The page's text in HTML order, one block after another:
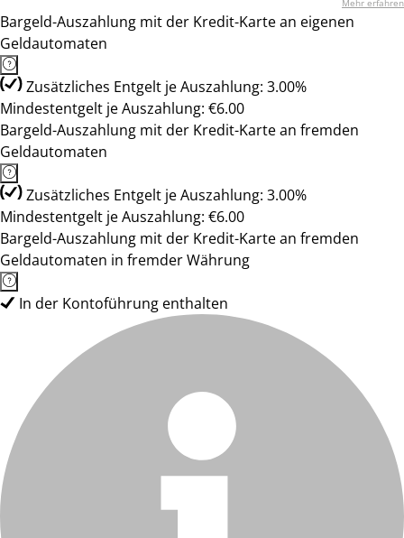
Mehr erfahren
Bargeld-Auszahlung mit der Kredit-Karte an eigenen
Geldautomaten
Zusätzliches Entgelt je Auszahlung: 3.00%
Mindestentgelt je Auszahlung: €6.00
Bargeld-Auszahlung mit der Kredit-Karte an fremden
Geldautomaten
Zusätzliches Entgelt je Auszahlung: 3.00%
Mindestentgelt je Auszahlung: €6.00
Bargeld-Auszahlung mit der Kredit-Karte an fremden
Geldautomaten in fremder Währung
In der Kontoführung enthalten